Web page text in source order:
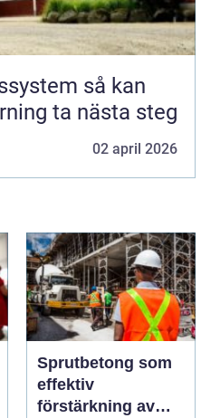
så kan
ta nästa steg
02 april 2026
Sprutbetong som
effektiv
förstärkning av